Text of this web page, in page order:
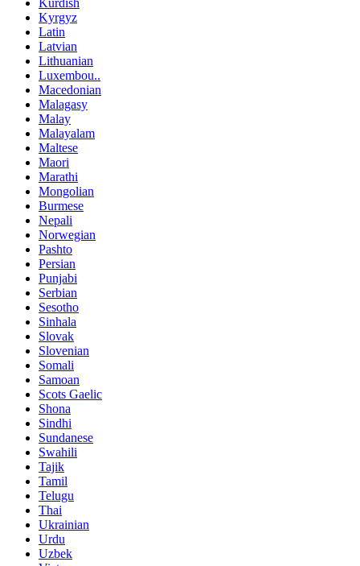
Kurdish
Kyrgyz
Latin
Latvian
Lithuanian
Luxembou..
Macedonian
Malagasy
Malay
Malayalam
Maltese
Maori
Marathi
Mongolian
Burmese
Nepali
Norwegian
Pashto
Persian
Punjabi
Serbian
Sesotho
Sinhala
Slovak
Slovenian
Somali
Samoan
Scots Gaelic
Shona
Sindhi
Sundanese
Swahili
Tajik
Tamil
Telugu
Thai
Ukrainian
Urdu
Uzbek